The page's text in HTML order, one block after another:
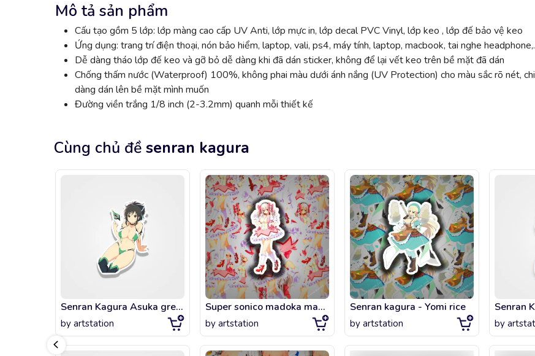
Mô tả sản phẩm
Cấu tạo gồm 5 lớp: lớp màng cao cấp UV Anti, lớp mực in, lớp decal PVC Vinyl, lớp keo , lớp đế bảo vệ keo
Ứng dụng: trang trí điện thoại, nón bảo hiểm, laptop, vali, ps4, máy tính, laptop, macbook, tai nghe
Dễ dàng tháo lớp đế keo và gỡ bỏ dễ dàng khi đã dán sticker, không để lại vết keo trên bề mặt đã dán
Chống thấm nước (Waterproof) 100%, không phai màu dưới ánh nắng (UV Protection) cho màu sắc rõ nét,
dàng dán lên bề mặt mình muốn
Đường viền trắng 1/8 inch (2-3.2mm) quanh mỗi thiết kế
Cùng chủ đề senran kagura
Senran Kagura Asuka green bikini
by artstation
Super sonico madoka magica
by artstation
Senran kagura - Yomi rice
by artstation
Senran
by